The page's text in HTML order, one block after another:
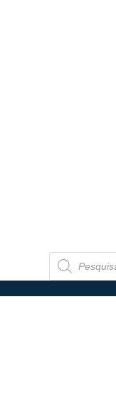
Products
search